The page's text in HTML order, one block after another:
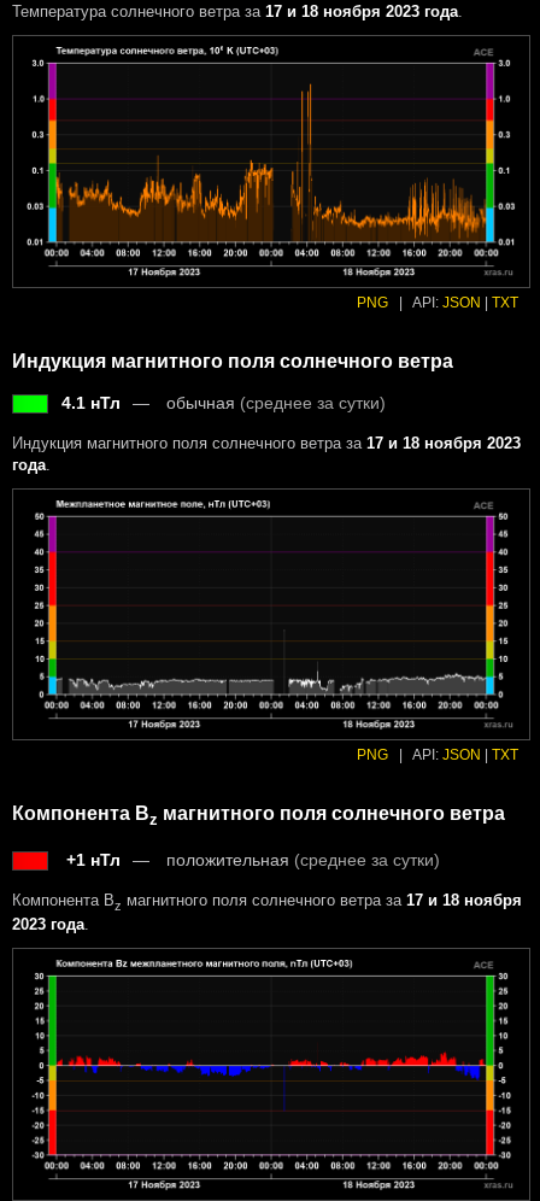
Температура солнечного ветра за 17 и 18 ноября 2023 года
PNG | API: JSON | TXT
Индукция магнитного поля солнечного ветра
4.1 нТл обычная (среднее за сутки)
Индукция магнитного поля солнечного ветра за 17 и 18 ноября 2023
года
PNG API: JSON TXT
Компонента Bz магнитного поля солнечного ветра
+1 нТл положительная (среднее за сутки)
Компонента Bz магнитного поля солнечного ветра за 17 и 18 ноября
2023 года.